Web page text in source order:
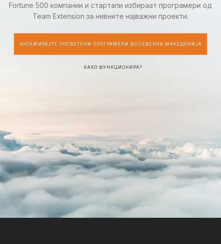
Fortune 500 компании и стартапи избираат програмери од
Team Extension за нивните најважни проекти.
АНГАЖИРАЈТЕ ПОСВЕТЕНИ ПРОГРАМЕРИ ВО СЕВЕРНА МАКЕДОНИЈА
КАКО ФУНКЦИОНИРА?